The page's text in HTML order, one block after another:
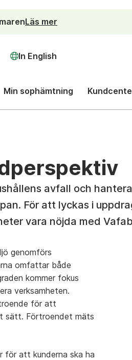
Läs mer
In English
Min sophämtning
avfall och
För att lyckas i
vara nöjda med
genomförs
omfattar både
kommer fokus
verksamheten.
för att
sätt. Förtroendet mäts
för att kunderna ska ha